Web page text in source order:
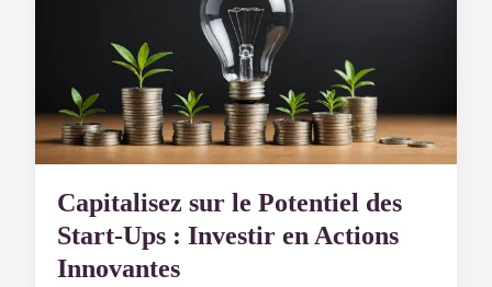
Capitalisez sur le Potentiel des
Start-Ups : Investir en Actions
Innovantes